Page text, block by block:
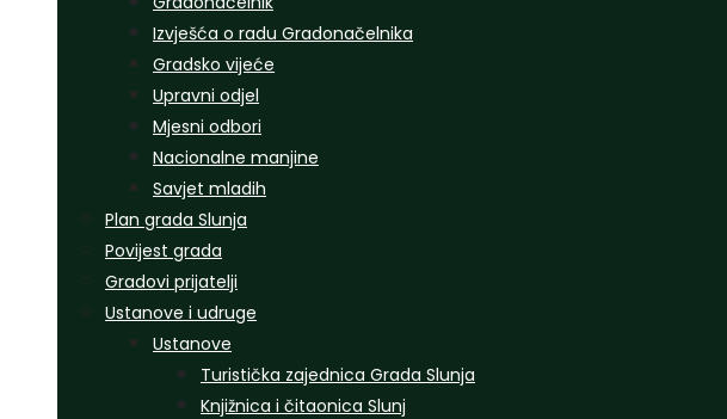
Izvješća o radu Gradonačelnika
Gradsko vijeće
Upravni odjel
Mjesni odbori
Nacionalne manjine
Savjet mladih
Plan grada Slunja
Povijest grada
Gradovi prijatelji
Ustanove i udruge
Ustanove
Turistička zajednica Grada Slunja
Knjižnica i čitaonica Slunj